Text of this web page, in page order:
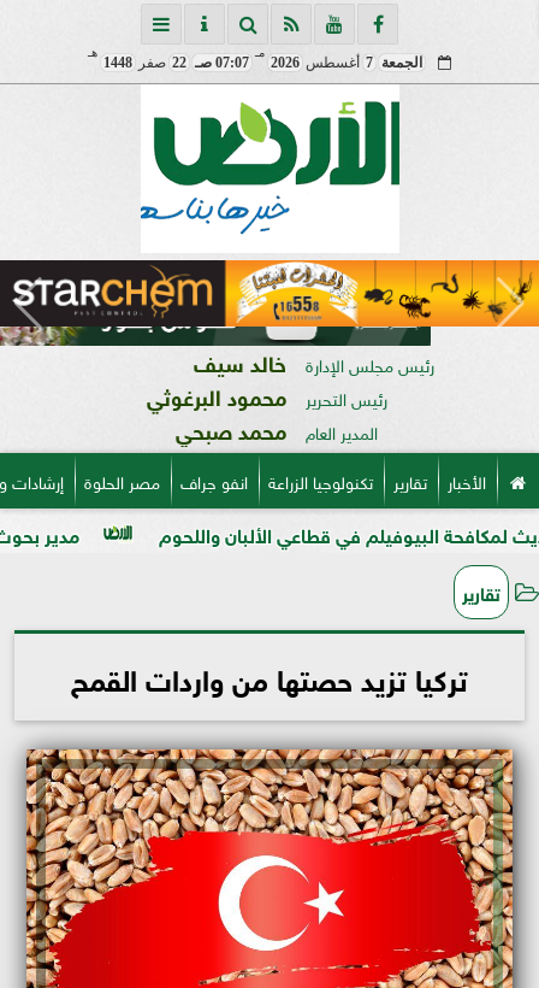
الجمعة 7 أغسطس 2026
مـ
07:07 صـ 22 صفر 1448
هـ
رئيس مجلس الإدارة خالد سيف
رئيس التحرير محمود البرغوثي
المدير العام محمد صبحي
الأخبار تقارير تكنولوجيا الزراعة انفو جراف مصر الحلوة
مدير بحوث أمراض في قطاعي الألبان واللحوم
تقارير
تركيا تزيد حصتها من واردات القمح